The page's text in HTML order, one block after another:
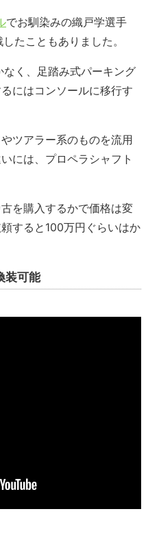
でお馴染みの織戸学選手
たこともありました。
く、足踏み式パーキング
にはコンソールに移行す
ツアラー系のものを流用
には、プロペラシャフト
を購入するかで価格は変
すると100万円ぐらいはか
装可能